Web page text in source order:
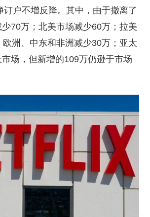
订户不增反降。其中，由于撤离了
70万；北美市场减少60万；拉美
洲、中东和非洲减少30万；亚太
场，但新增的109万仍逊于市场